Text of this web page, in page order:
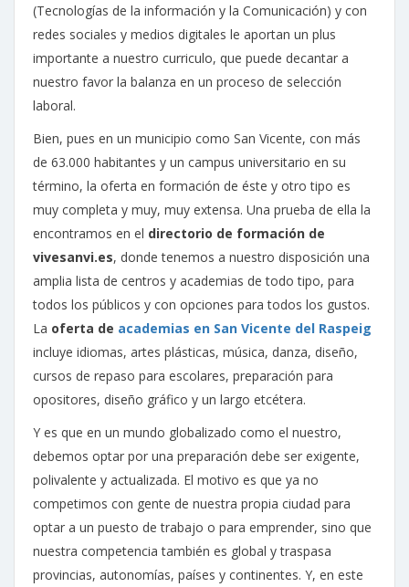
(Tecnologías de la información y la Comunicación) y con
redes sociales y medios digitales le aportan un plus
importante a nuestro curriculo, que puede decantar a
nuestro favor la balanza en un proceso de selección
laboral.
Bien, pues en un municipio como San Vicente, con más
de 63.000 habitantes y un campus universitario en su
término, la oferta en formación de éste y otro tipo es
muy completa y muy, muy extensa. Una prueba de ella la
encontramos en el directorio de formación de
vivesanvi.es, donde tenemos a nuestro disposición una
amplia lista de centros y academias de todo tipo, para
todos los públicos y con opciones para todos los gustos.
La oferta de academias en San Vicente del Raspeig
incluye idiomas, artes plásticas, música, danza, diseño,
cursos de repaso para escolares, preparación para
opositores, diseño gráfico y un largo etcétera.
Y es que en un mundo globalizado como el nuestro,
debemos optar por una preparación debe ser exigente,
polivalente y actualizada. El motivo es que ya no
competimos con gente de nuestra propia ciudad para
optar a un puesto de trabajo o para emprender, sino que
nuestra competencia también es global y traspasa
provincias, autonomías, países y continentes. Y, en este